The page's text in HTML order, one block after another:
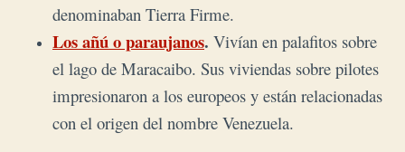
denominaban Tierra Firme.
Los añú o paraujanos. Vivían en palafitos sobre
el lago de Maracaibo. Sus viviendas sobre pilotes
impresionaron a los europeos y están relacionadas
con el origen del nombre Venezuela.